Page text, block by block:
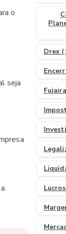
o
seja
Drex